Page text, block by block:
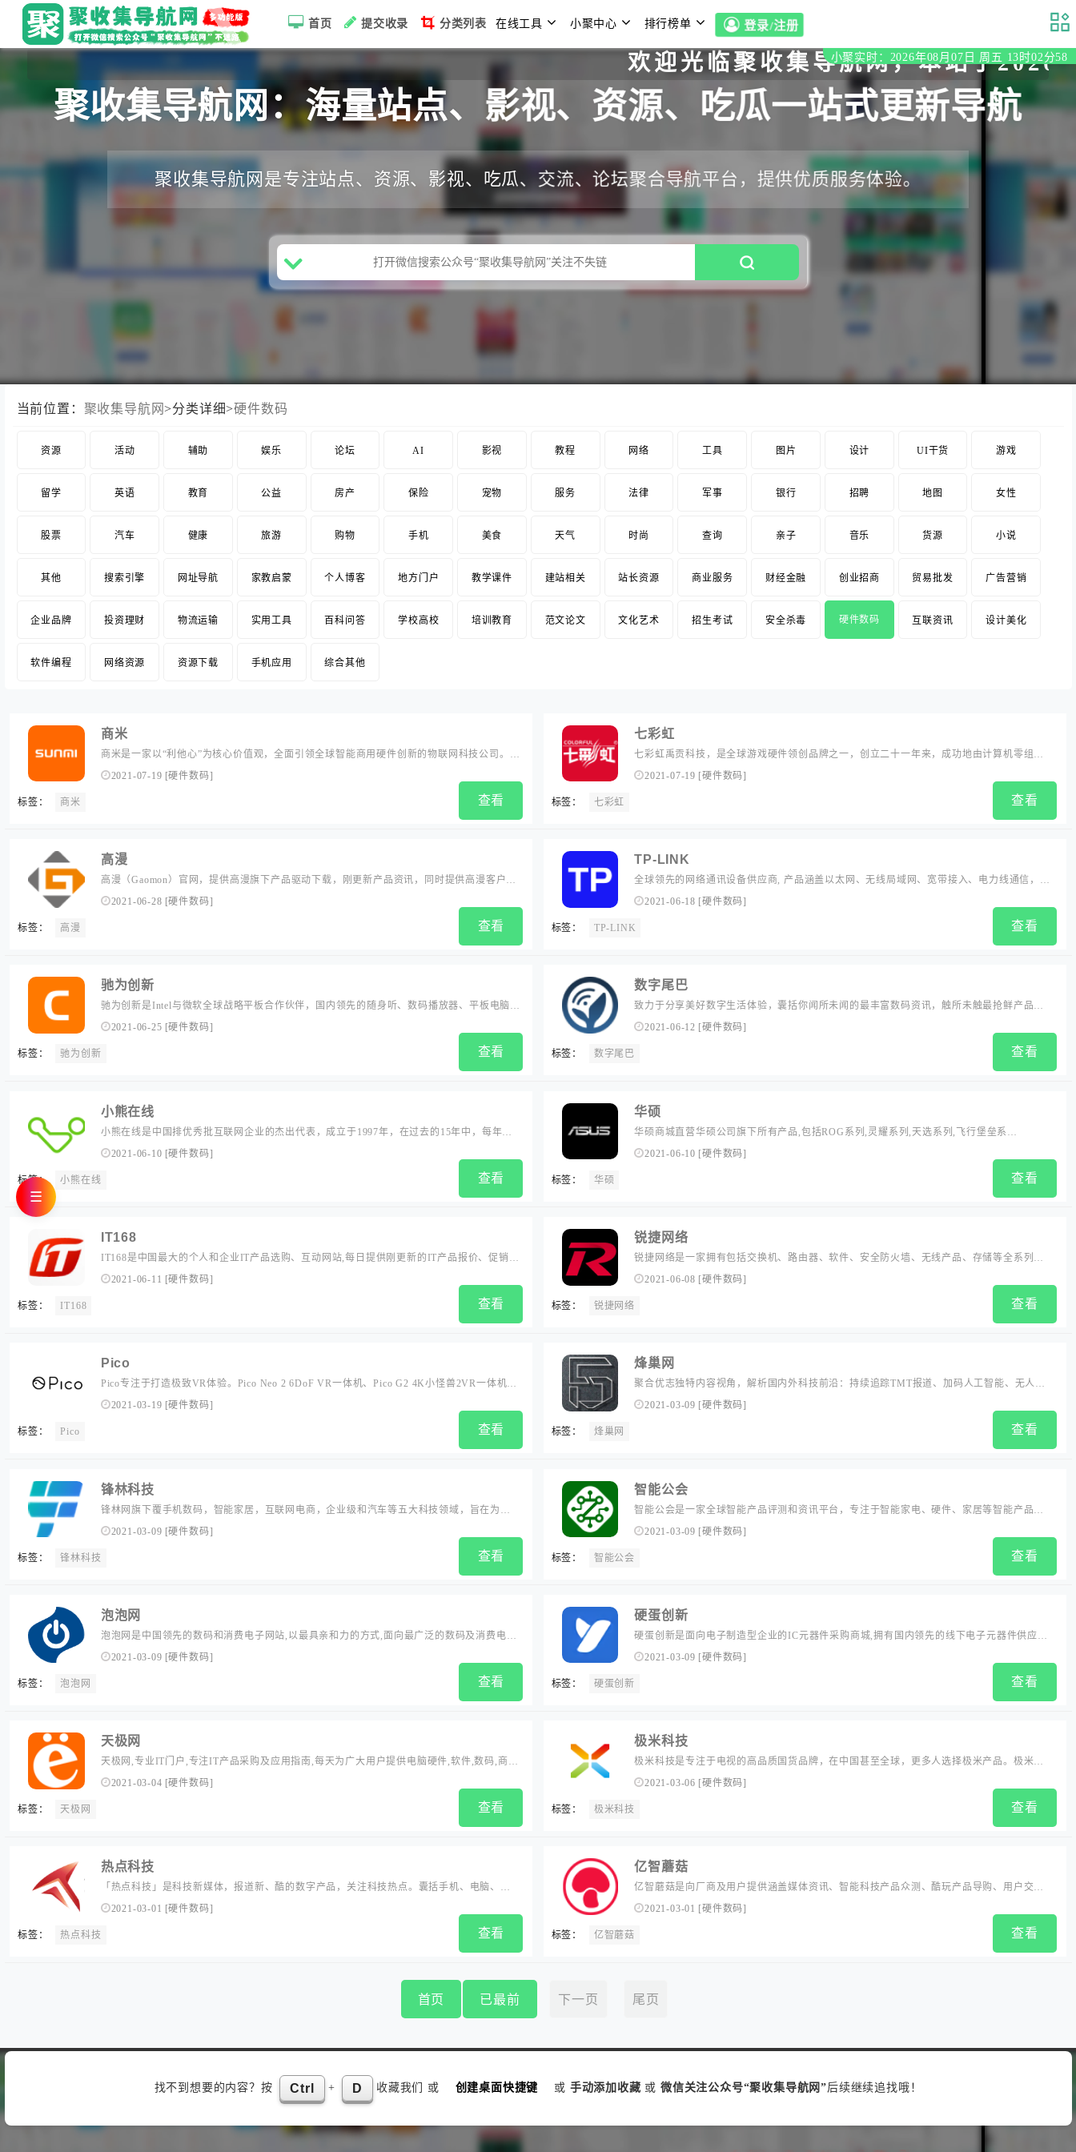
首页 提交收录 分类列表 在线工具 小聚中心 排行榜单 登录/注册
小聚实时：2026年08月07日 周五 13时02分59
欢迎光临聚收集导航网，本站于2020年初立
聚收集导航网：海量站点、影视、资源、吃瓜一站式更新导航
聚收集导航网是专注站点、资源、影视、吃瓜、交流、论坛聚合导航平台，提供优质服务体验。
当前位置： 聚收集导航网>分类详细>硬件数码
资源 活动 辅助 娱乐 论坛 AI 影视 教程 网络 工具 图片 设计 UI干货 游戏
留学 英语 教育 公益 房产 保险 宠物 服务 法律 军事 银行 招聘 地图 女性
股票 汽车 健康 旅游 购物 手机 美食 天气 时尚 查询 亲子 音乐 货源 小说
其他 搜索引擎 网址导航 家教启蒙 个人博客 地方门户 教学课件 建站相关 站长资源 商业服务 财经金融 创业招商 贸易批发 广告营销
企业品牌 投资理财 物流运输 实用工具 百科问答 学校高校 培训教育 范文论文 文化艺术 招生考试 安全杀毒 硬件数码 互联资讯 设计美化
软件编程 网络资源 资源下载 手机应用 综合其他
商米
商米是一家以“利他心”为核心价值观，全面引领全球智能商用硬件创新的物联网科技公司。商
米致力于为商用领域提供丰富且优秀的智能IoT硬件及软硬结合的数字化解决方案，构建万物
2021-07-19 [硬件数码]
标签： 商米 查看
七彩虹
七彩虹禹贡科技，是全球游戏硬件领创品牌之一，创立二十一年来，成功地由计算机零组件
代理蜕变成为拥有自主研发、自主生产、自主品牌、自主销售为一体的完整产业链企业。...
2021-07-19 [硬件数码]
标签： 七彩虹 查看
高漫
高漫（Gaomon）官网，提供高漫旗下产品驱动下载，刚更新产品资讯，同时提供高漫客户服
务及售后支持。...
2021-06-28 [硬件数码]
标签： 高漫 查看
TP-LINK
全球领先的网络通讯设备供应商, 产品涵盖以太网、无线局域网、宽带接入、电力线通信，在
既有的传输、交换、路由等主要核心领域外，正逐步进入移动互联网终端、数字家庭、网络
安全等领域。TP-LINK始终致力于为大众提供最便利的本地局域网络互联和Internet接入手
段，为大众在生活、工作、娱乐上日益增长的网...
2021-06-18 [硬件数码]
标签： TP-LINK 查看
驰为创新
驰为创新是Intel与微软全球战略平板合作伙伴，国内领先的随身听、数码播放器、平板电脑品
牌，旗下有驰为品牌，国家级高新技术企业，拥有数十项专利和发明，是深圳少有的研发设
2021-06-25 [硬件数码]
标签： 驰为创新 查看
数字尾巴
致力于分享美好数字生活体验，囊括你闻所未闻的最丰富数码资讯，触所未触最抢鲜产品评
测，随时随地感受尾巴们各式数字生活精彩图文、摄影感悟、旅行游记、爱物分享。旗下产
品：精品电商平台「尾巴良品」 ；移动客户端「数字尾巴」 ，覆盖 iOS、Android 两大主流
2021-06-12 [硬件数码]
标签： 数字尾巴 查看
小熊在线
小熊在线是中国排优秀批互联网企业的杰出代表，成立于1997年，在过去的15年中，每年成
长速度超过30% ，现在已经成为了IT领域的垂直门户网站，是中国互联网的著名品牌。...
2021-06-10 [硬件数码]
标签： 小熊在线 查看
华硕
华硕商城直营华硕公司旗下所有产品,包括ROG系列,灵耀系列,天选系列,飞行堡垒系
列,VivoBook系列,a豆系列等笔记本电脑,DIY配件,数码外设,手机,一体机,台式机在线购买及售
2021-06-10 [硬件数码]
标签： 华硕 查看
IT168
IT168是中国最大的个人和企业IT产品选购、互动网站,每日提供刚更新的IT产品报价、促销行
情、手机、平板、笔记本、相机和企业等50个频道提供最专业的产品选购和使用建议。...
2021-06-11 [硬件数码]
标签： IT168 查看
锐捷网络
锐捷网络是一家拥有包括交换机、路由器、软件、安全防火墙、无线产品、存储等全系列的
网络设备产品线及解决方案的专业化网络厂商。其产品和解决方案被广泛应用于政府、教
2021-06-08 [硬件数码]
标签： 锐捷网络 查看
Pico
Pico专注于打造极致VR体验。Pico Neo 2 6DoF VR一体机、Pico G2 4K小怪兽2VR一体机等
系列产品线，把VR娱乐融入你的每一天，让虚拟现实更贴近生活。Pico提供全端VR软硬件产
品与解决方案，帮助推动VR技术与产业不断进步，为你打造专属的虚拟现实平行宇宙。...
2021-03-19 [硬件数码]
标签： Pico 查看
烽巢网
聚合优志独特内容视角，解析国内外科技前沿：持续追踪TMT报道、加码人工智能、无人驾
驶、无人零售、手机、游戏、ARVR、数码家电等领域探索...
2021-03-09 [硬件数码]
标签： 烽巢网 查看
锋林科技
锋林网旗下覆手机数码，智能家居，互联网电商，企业级和汽车等五大科技领域，旨在为用
户提供刚更新鲜的科技新动态，囊括你闻所未闻的最丰富数码资讯，触所未触最抢鲜产品评
2021-03-09 [硬件数码]
标签： 锋林科技 查看
智能公会
智能公会是一家全球智能产品评测和资讯平台，专注于智能家电、硬件、家居等智能产品的
评测和资讯报道，致力于为网友带来智能产品领域，更贴近于生活的智能产品使用、评测信
2021-03-09 [硬件数码]
标签： 智能公会 查看
泡泡网
泡泡网是中国领先的数码和消费电子网站,以最具亲和力的方式,面向最广泛的数码及消费电子
用户和爱好者,提供专业的资讯、互动、购买在内的全面服务。...
2021-03-09 [硬件数码]
标签： 泡泡网 查看
硬蛋创新
硬蛋创新是面向电子制造型企业的IC元器件采购商城,拥有国内领先的线下电子元器件供应资
源,为企业提供优志的原厂IC产品和IC解决方案,是您进行IC交易、IC采购首选的电子元器件
2021-03-09 [硬件数码]
标签： 硬蛋创新 查看
天极网
天极网,专业IT门户,专注IT产品采购及应用指南,每天为广大用户提供电脑硬件,软件,数码,商
情,手机,笔记本,游戏,互联网,数字家庭,教育,下载等内容,解决网友工作学习中的技术疑难,指导
2021-03-04 [硬件数码]
标签： 天极网 查看
极米科技
极米科技是专注于电视的高品质国货品牌，在中国甚至全球，更多人选择极米产品。极米新
品有H2、激光电视LUNE 4K等，激光电视是客厅电视升级换代之选。...
2021-03-06 [硬件数码]
标签： 极米科技 查看
热点科技
「热点科技」是科技新媒体，报道新、酷的数字产品，关注科技热点。囊括手机、电脑、外
设、平板、摄影、生活等众多科技生活资讯，提供试用平台集合众多达人分享美好的数字生
2021-03-01 [硬件数码]
标签： 热点科技 查看
亿智蘑菇
亿智蘑菇是向厂商及用户提供涵盖媒体资讯、智能科技产品众测、酷玩产品导购、用户交互
活动、社会化传播等多元服务的门户网站。...
2021-03-01 [硬件数码]
标签： 亿智蘑菇 查看
首页 已最前 下一页 尾页
☰
找不到想要的内容？按 Ctrl + D 收藏我们 或 创建桌面快捷键 或 手动添加收藏 或 微信关注公众号“聚收集导航网”后续继续追找哦！